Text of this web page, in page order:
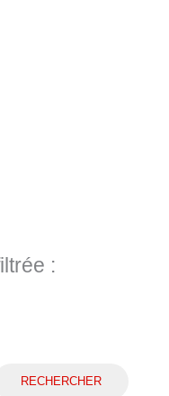
:
RECHERCHER